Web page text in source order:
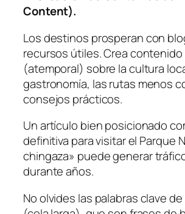
Content).
Los destinos prosperan con
recursos útiles. Crea
(atemporal) sobre la cultura
gastronomía, las rutas menos
consejos prácticos.
Un artículo bien posicionado
definitiva para visitar el Parque
chingaza» puede generar
durante años.
No olvides las palabras clave